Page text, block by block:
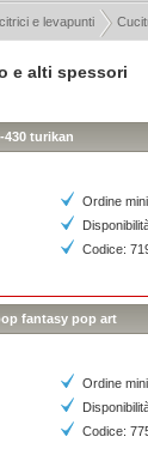
e alti spessori
turikan
Ordine
Codice:
fantasy pop art
Ordine
Codice:
e levapunti